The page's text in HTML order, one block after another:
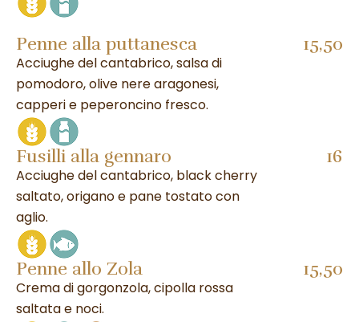
Penne alla puttanesca
Acciughe del cantabrico, salsa di
pomodoro, olive nere aragonesi,
capperi e peperoncino fresco.
15,50
Fusilli alla gennaro
Acciughe del cantabrico, black cherry
saltato, origano e pane tostato con
aglio.
16
Penne allo Zola
Crema di gorgonzola, cipolla rossa
saltata e noci.
15,50